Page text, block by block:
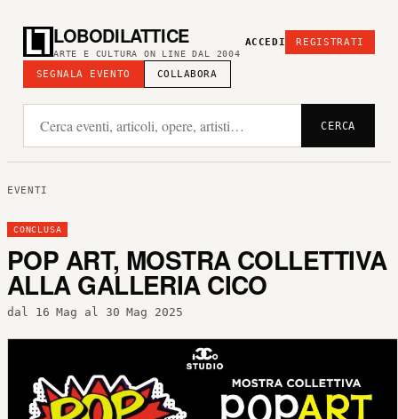
LOBODILATTICE
ARTE E CULTURA ON LINE DAL 2004
SEGNALA EVENTO COLLABORA
ACCEDI REGISTRATI
CERCA
EVENTI
CONCLUSA
POP ART, MOSTRA COLLETTIVA
ALLA GALLERIA CICO
dal 16 Mag al 30 Mag 2025